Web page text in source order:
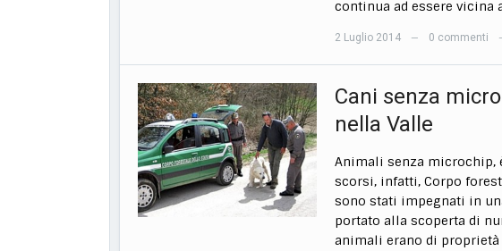
continua ad essere vicina
2 Luglio 2014 — 0 commenti
Cani senza
nella Valle
Animali senza microchip,
scorsi, infatti, Corpo
sono stati impegnati in
portato alla scoperta di
animali erano di